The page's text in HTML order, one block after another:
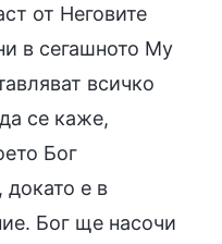
от Неговите
в сегашното Му
всичко
се каже,
Бог
е в
Бог ще насочи